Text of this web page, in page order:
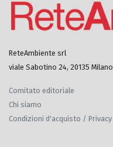
ReteAmbiente srl
viale Sabotino 24, 20135 Milano
Comitato editoriale
Chi siamo
Condizioni d'acquisto / Privacy